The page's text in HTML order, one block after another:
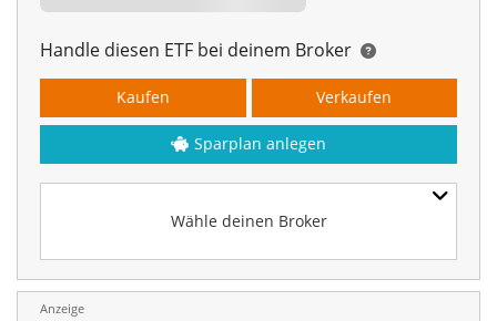
Handle diesen ETF bei deinem Broker
Wähle deinen Broker
Kaufen Verkaufen
Sparplan anlegen
Anzeige